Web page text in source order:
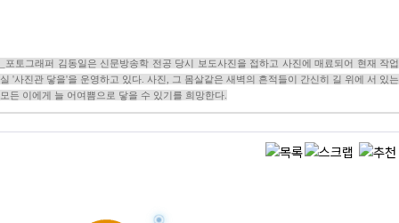
_포토그래퍼 김동일은 신문방송학 전공 당시 보도사진을 접하고 사진에 매료되어 현재 작업
실 '사진관 닿을'을 운영하고 있다. 사진, 그 몸살같은 새벽의 흔적들이 간신히 길 위에 서 있는
모든 이에게 늘 어여쁨으로 닿을 수 있기를 희망한다.